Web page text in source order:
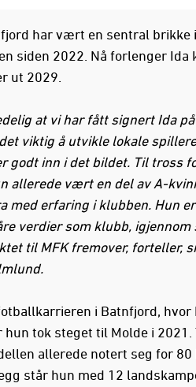
har vært en sentral brikke
siden 2022. Nå forlenger Ida
ut 2029.
at vi har fått signert Ida
viktig å utvikle lokale
godt inn i det bildet. Til tross
allerede vært en del av A-
med erfaring i klubben. Hun
verdier som klubb,
til MFK fremover, forteller,
i Batnfjord, hvor
tok steget til Molde i
allerede notert seg for
står hun med 12